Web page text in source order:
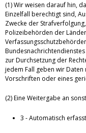
(1) Wir weisen darauf hin,
Einzelfall berechtigt sind,
Zwecke der
Polizeibehörden der
zur Durchsetzung der
jedem Fall geben wir
Vorschriften oder eines
(2) Eine Weitergabe an
3 - Automatisch